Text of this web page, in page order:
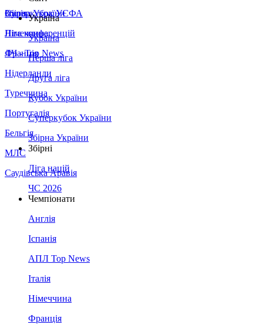
Збірна України
Італія
Німеччина
Франція
Нідерланди
Туреччина
Португалія
Бельгія
МЛС
Саудівська Аравія
Суперкубок УЄФА
Ліга конференцій
ЛЧ - Top News
Україна
Україна
Перша ліга
Друга ліга
Кубок України
Суперкубок України
Збірна України
Збірні
Ліга націй
ЧС 2026
Чемпіонати
Англія
Іспанія
АПЛ Top News
Італія
Німеччина
Франція